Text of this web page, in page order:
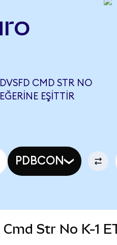
CMD STR NO
EŞITTIR
PDBCON
Str No K-1